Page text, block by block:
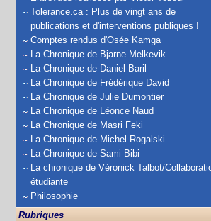
Tolerance.ca : Plus de vingt ans de
publications et d'interventions publiques !
Comptes rendus d'Osée Kamga
La Chronique de Bjarne Melkevik
La Chronique de Daniel Baril
La Chronique de Frédérique David
La Chronique de Julie Dumontier
La Chronique de Léonce Naud
La Chronique de Masri Feki
La Chronique de Michel Rogalski
La Chronique de Sami Bibi
La chronique de Véronick Talbot/
étudiante
Philosophie
Rubriques